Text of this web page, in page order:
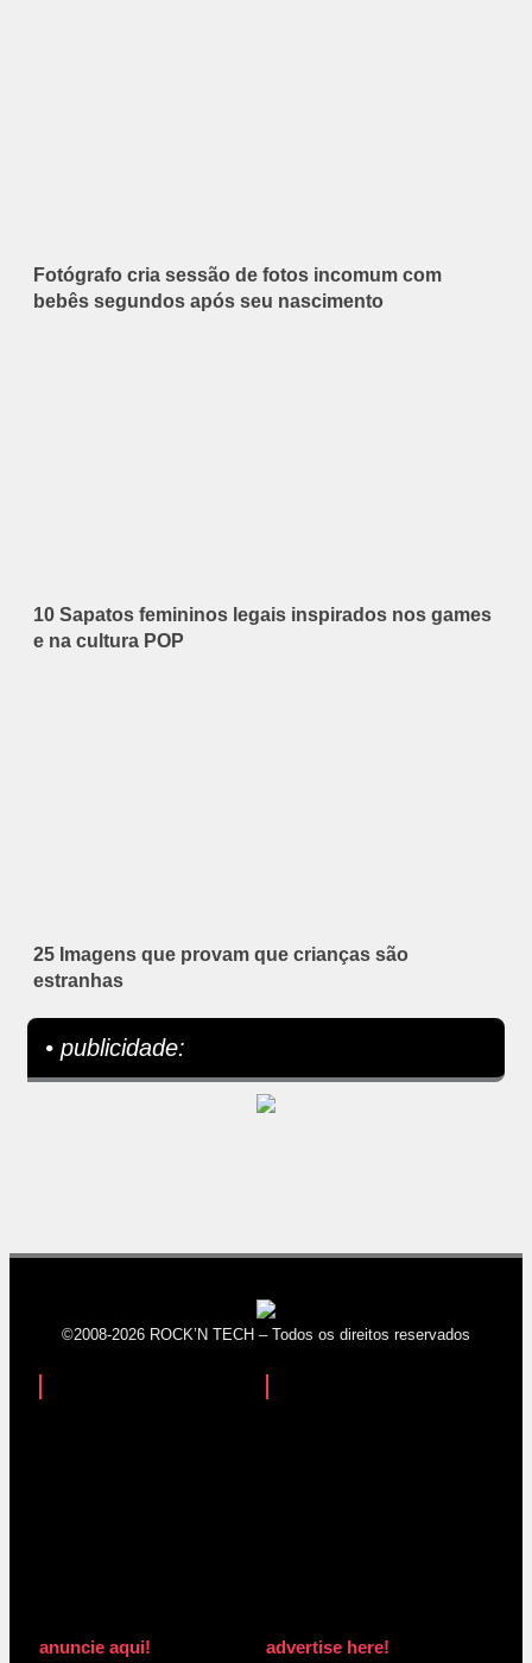
Fotógrafo cria sessão de fotos incomum com
bebês segundos após seu nascimento
10 Sapatos femininos legais inspirados nos games
e na cultura POP
25 Imagens que provam que crianças são
estranhas
• publicidade:
©2008-2026 ROCK’N TECH – Todos os direitos reservados
anuncie aqui! advertise here!